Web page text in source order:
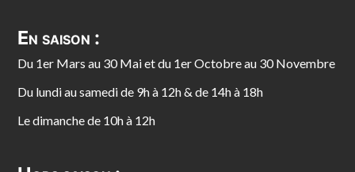
En saison :
Du 1er Mars au 30 Mai et du 1er Octobre au 30 Novembre
Du lundi au samedi de 9h à 12h & de 14h à 18h
Le dimanche de 10h à 12h